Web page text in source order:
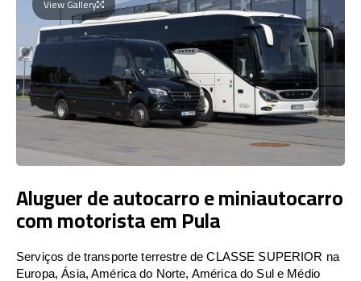
View Gallery
Aluguer de autocarro e miniautocarro
com motorista em Pula
Serviços de transporte terrestre de CLASSE SUPERIOR na
Europa, Ásia, América do Norte, América do Sul e Médio